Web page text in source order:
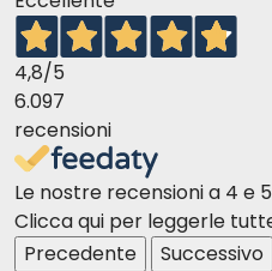
4,8/5
6.097
recensioni
Le nostre recensioni a 4 e
Clicca qui per leggerle
Precedente
Successivo